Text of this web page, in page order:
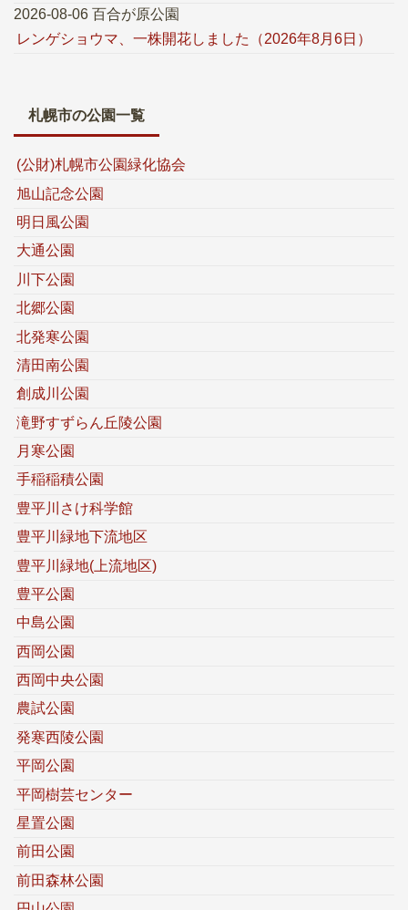
2026-08-06 百合が原公園
レンゲショウマ、一株開花しました（2026年8月6日）
札幌市の公園一覧
(公財)札幌市公園緑化協会
旭山記念公園
明日風公園
大通公園
川下公園
北郷公園
北発寒公園
清田南公園
創成川公園
滝野すずらん丘陵公園
月寒公園
手稲稲積公園
豊平川さけ科学館
豊平川緑地下流地区
豊平川緑地(上流地区)
豊平公園
中島公園
西岡公園
西岡中央公園
農試公園
発寒西陵公園
平岡公園
平岡樹芸センター
星置公園
前田公園
前田森林公園